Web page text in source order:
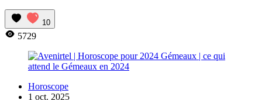
10
5729
Horoscope
1 oct. 2025